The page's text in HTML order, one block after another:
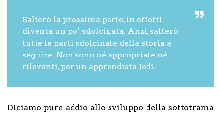
Salterò la prossima parte, in effetti
diventa un po’ sdolcinata. Anzi, salterò
tutte le parti sdolcinate della storia a
seguire. Non sono né appropriate né
rilevanti, per un apprendista Jedi.
Diciamo pure addio allo sviluppo della sottotrama